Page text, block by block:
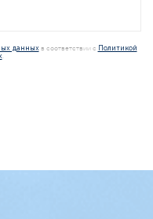
данныхв соответствии с
Политикой
.